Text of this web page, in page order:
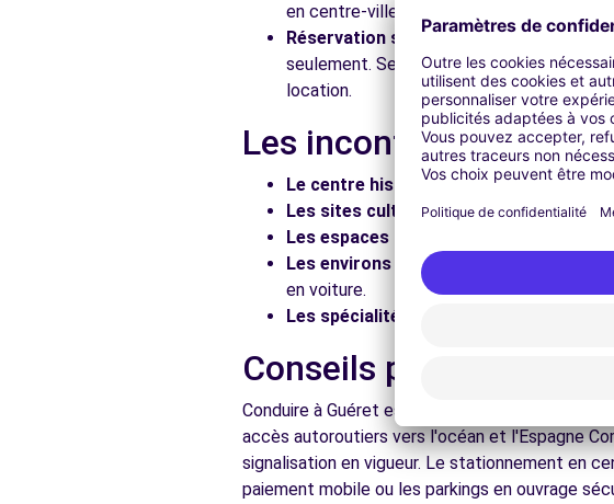
en centre-ville, en gare ou près des
Réservation simplifiée :Notre
seulement. Service client disponible
location.
Les incontournables à
Le centre historique :Flânez dans les
Les sites culturels :Visitez les musées
Les espaces naturels :
Les environs :
Explorez les plages
en voiture.
Les spécialités locales :
Découvrez la
Conseils pratiques
Conduire à Guéret est accessible à tous les
accès autoroutiers vers l'océan et l'Espagne
signalisation en vigueur. Le stationnement en
paiement mobile ou les parkings en ouvrage